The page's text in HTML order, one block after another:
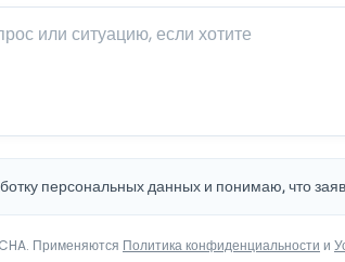
персональных данных и понимаю, что
Применяются Политика конфиденциальности и